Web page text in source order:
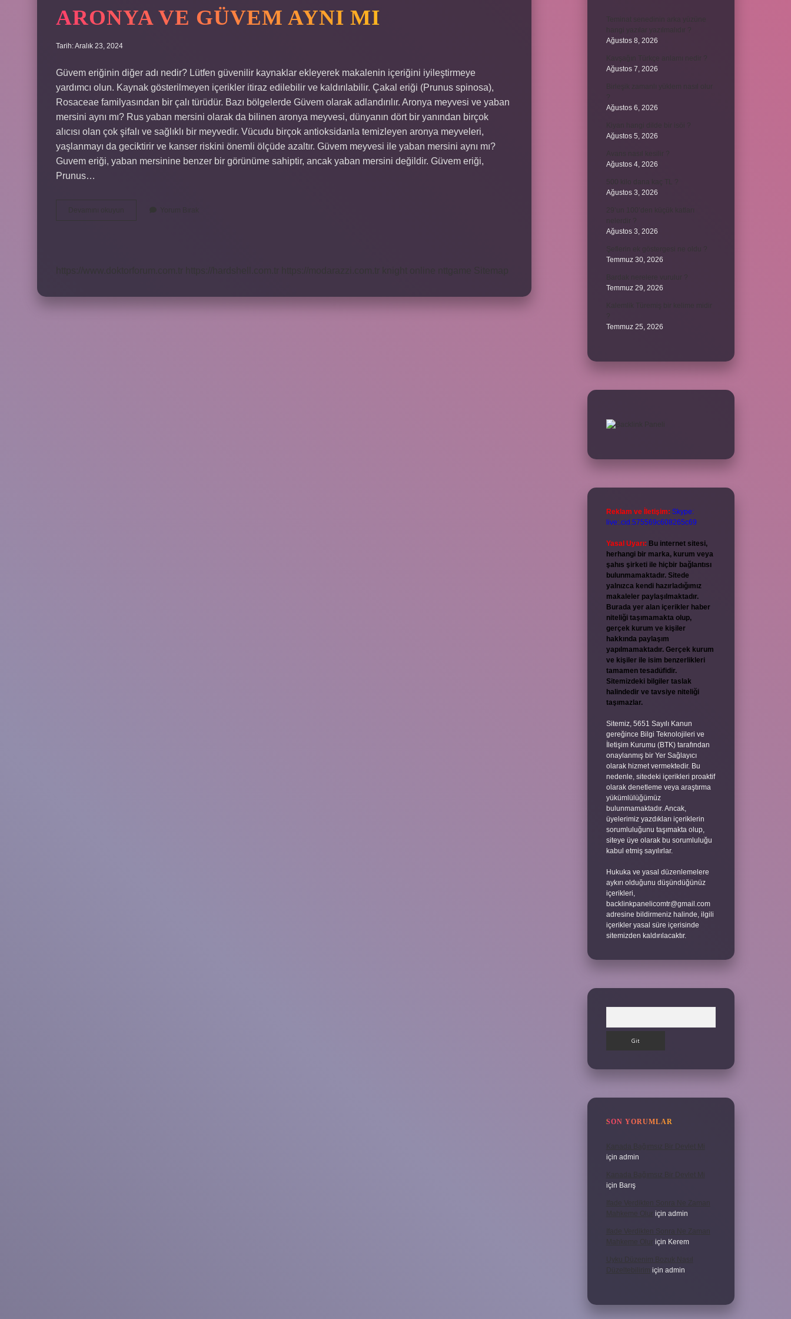
ARONYA VE GÜVEM AYNI MI
Tarih: Aralık 23, 2024
Güvem eriğinin diğer adı nedir? Lütfen güvenilir kaynaklar ekleyerek makalenin içeriğini iyileştirmeye
yardımcı olun. Kaynak gösterilmeyen içerikler itiraz edilebilir ve kaldırılabilir. Çakal eriği (Prunus spinosa),
Rosaceae familyasından bir çalı türüdür. Bazı bölgelerde Güvem olarak adlandırılır. Aronya meyvesi ve yaban
mersini aynı mı? Rus yaban mersini olarak da bilinen aronya meyvesi, dünyanın dört bir yanından birçok
alıcısı olan çok şifalı ve sağlıklı bir meyvedir. Vücudu birçok antioksidanla temizleyen aronya meyveleri,
yaşlanmayı da geciktirir ve kanser riskini önemli ölçüde azaltır. Güvem meyvesi ile yaban mersini aynı mı?
Guvem eriği, yaban mersinine benzer bir görünüme sahiptir, ancak yaban mersini değildir. Güvem eriği,
Prunus…
Ağustos 8, 2026
Ağustos 7, 2026
Ağustos 6, 2026
Ağustos 5, 2026
Ağustos 4, 2026
Ağustos 3, 2026
Ağustos 3, 2026
Temmuz 30, 2026
Temmuz 29, 2026
Temmuz 25, 2026
Reklam ve İletişim: Skype:
live:.cid.575569c608265c69
Yasal Uyarı: Bu internet sitesi,
herhangi bir marka, kurum veya
şahıs şirketi ile hiçbir bağlantısı
bulunmamaktadır. Sitede
yalnızca kendi hazırladığımız
makaleler paylaşılmaktadır.
Burada yer alan içerikler haber
niteliği taşımamakta olup,
gerçek kurum ve kişiler
hakkında paylaşım
yapılmamaktadır. Gerçek kurum
ve kişiler ile isim benzerlikleri
tamamen tesadüfidir.
Sitemizdeki bilgiler taslak
halindedir ve tavsiye niteliği
taşımazlar.
Sitemiz, 5651 Sayılı Kanun
gereğince Bilgi Teknolojileri ve
İletişim Kurumu (BTK) tarafından
onaylanmış bir Yer Sağlayıcı
olarak hizmet vermektedir. Bu
nedenle, sitedeki içerikleri proaktif
olarak denetleme veya araştırma
yükümlülüğümüz
bulunmamaktadır. Ancak,
üyelerimiz yazdıkları içeriklerin
sorumluluğunu taşımakta olup,
siteye üye olarak bu sorumluluğu
kabul etmiş sayılırlar.
Hukuka ve yasal düzenlemelere
aykırı olduğunu düşündüğünüz
içerikleri,
backlinkpanelicomtr@gmail.com
adresine bildirmeniz halinde, ilgili
içerikler yasal süre içerisinde
sitemizden kaldırılacaktır.
SON YORUMLAR
Kanada Bağımsız Bir Devlet Mi
için admin
Kanada Bağımsız Bir Devlet Mi
için Barış
Ifade Verdikten Sonra Ne Zaman
Mahkeme Olur için admin
Ifade Verdikten Sonra Ne Zaman
Mahkeme Olur için Kerem
Uyku Düzenim Bozuk Nasıl
Düzeltebilirim
için admin